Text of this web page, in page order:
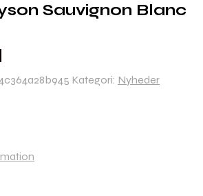
Sauvignon Blanc
Kategori: Nyheder